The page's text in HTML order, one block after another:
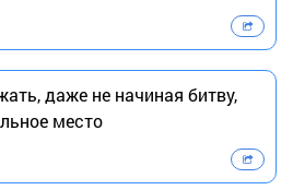
даже не начиная битву,
место